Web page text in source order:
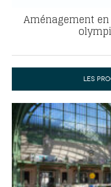
Aménagement
LES